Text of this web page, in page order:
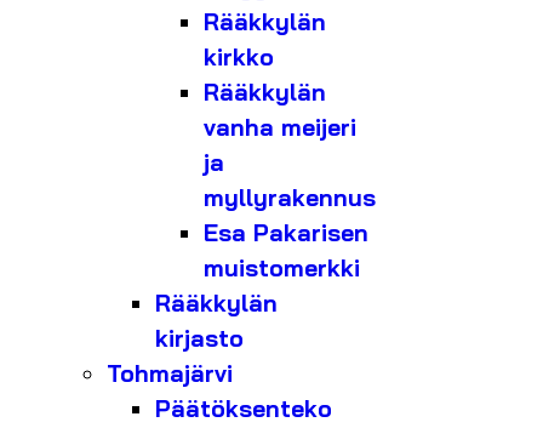
Rääkkylän
kirkko
Rääkkylän
vanha meijeri
ja
myllyrakennus
Esa Pakarisen
muistomerkki
Rääkkylän
kirjasto
Tohmajärvi
Päätöksenteko